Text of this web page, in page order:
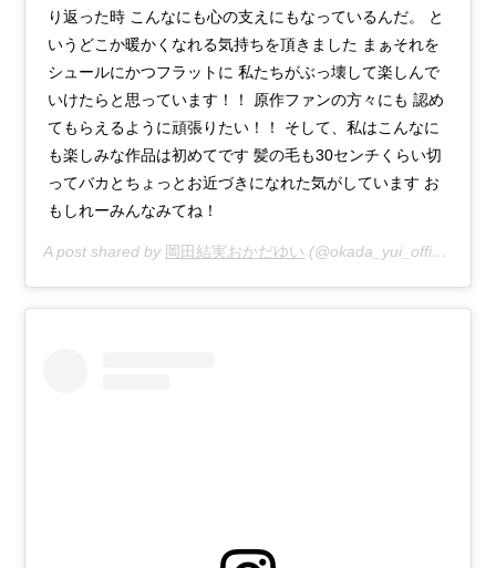
り返った時 こんなにも心の支えにもなっているんだ。 と
いうどこか暖かくなれる気持ちを頂きました まぁそれを
シュールにかつフラットに 私たちがぶっ壊して楽しんで
いけたらと思っています！！ 原作ファンの方々にも 認め
てもらえるように頑張りたい！！ そして、私はこんなに
も楽しみな作品は初めてです 髪の毛も30センチくらい切
ってバカとちょっとお近づきになれた気がしています お
もしれーみんなみてね！
A post shared by 岡田結実おかだゆい (@okada_yui_official) on